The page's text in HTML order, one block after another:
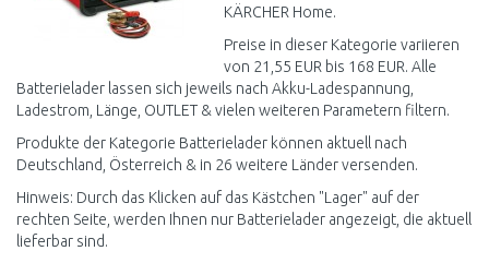
KÄRCHER Home.
Preise in dieser Kategorie variieren
von 21,55 EUR bis 168 EUR. Alle
Batterielader lassen sich jeweils nach Akku-Ladespannung,
Ladestrom, Länge, OUTLET & vielen weiteren Parametern filtern.
Produkte der Kategorie Batterielader können aktuell nach
Deutschland, Österreich & in 26 weitere Länder versenden.
Hinweis: Durch das Klicken auf das Kästchen "Lager" auf der
rechten Seite, werden Ihnen nur Batterielader angezeigt, die aktuell
lieferbar sind.